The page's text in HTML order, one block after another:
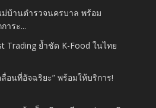
บ้านตำรวจนครบาล พร้อม
าระ...
Trading ย้ำชัด K-Food ในไทย
อนที่อัจฉริยะ” พร้อมให้บริการ!